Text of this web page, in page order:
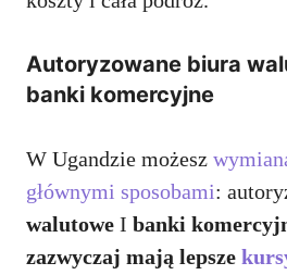
Autoryzowane biura
banki komercyjne
W Ugandzie możesz
głównymi sposobami:
walutowe I banki
zazwyczaj mają lepsze